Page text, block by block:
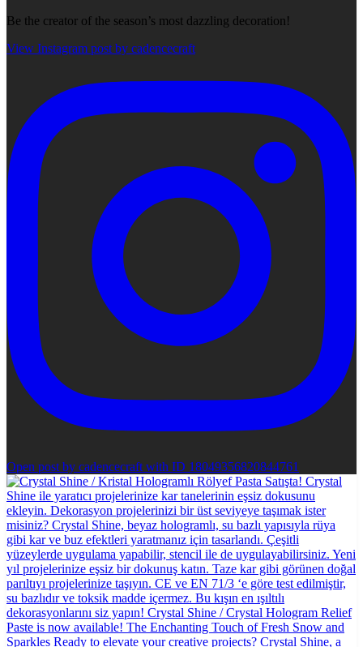
Be the creator of the season’s most dazzling decoration!
View Instagram post by cadencecraft
Open post by cadencecraft with ID 18049356820844761